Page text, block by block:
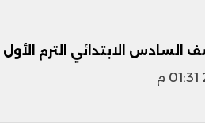
الابتدائي الترم الأول 2024 بالصور